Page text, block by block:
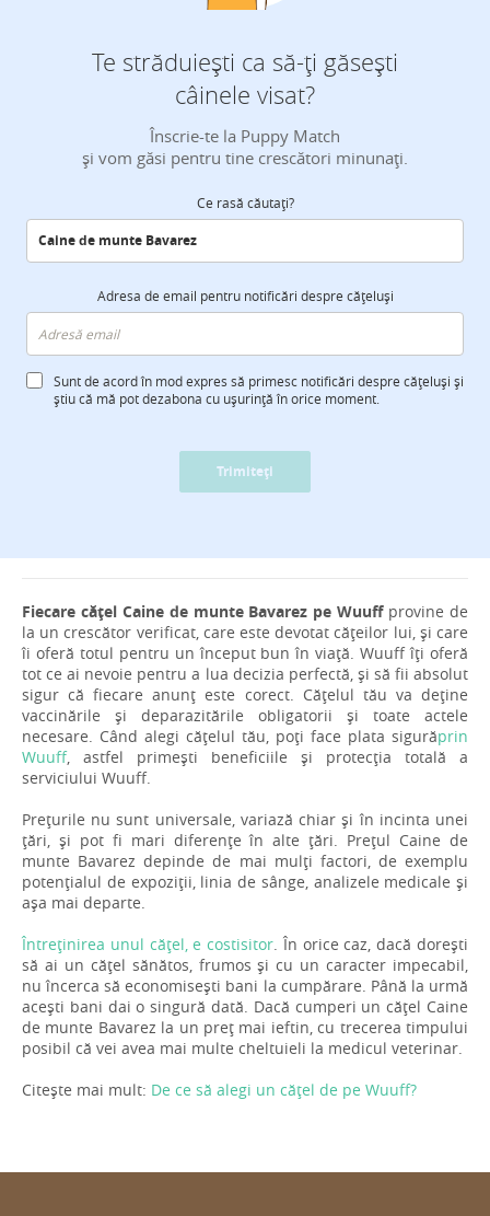
Te străduiești ca să-ți găsești
câinele visat?
Înscrie-te la Puppy Match
și vom găsi pentru tine crescători minunați.
Ce rasă căutați?
Adresa de email pentru notificări despre cățeluși
Sunt de acord în mod expres să primesc notificări despre cățeluși și
știu că mă pot dezabona cu ușurință în orice moment.
Trimiteți
Fiecare cățel Caine de munte Bavarez pe Wuuffprovine de
la un crescător verificat, care este devotat cățeilor lui, și care
îi oferă totul pentru un început bun în viață. Wuuff îți oferă
tot ce ai nevoie pentru a lua decizia perfectă, și să fii absolut
sigur că fiecare anunț este corect. Cățelul tău va deține
vaccinările și deparazitările obligatorii și toate actele
necesare. Când alegi cățelul tău, poți face plata sigurăprin
Wuuff, astfel primești beneficiile și protecția totală a
serviciului Wuuff.
Prețurile nu sunt universale, variază chiar și în incinta unei
țări, și pot fi mari diferențe în alte țări. Prețul Caine de
munte Bavarez depinde de mai mulți factori, de exemplu
potențialul de expoziții, linia de sânge, analizele medicale și
așa mai departe.
Întreținirea unul cățel, e costisitor . În orice caz, dacă dorești
să ai un cățel sănătos, frumos și cu un caracter impecabil,
nu încerca să economisești bani la cumpărare. Până la urmă
acești bani dai o singură dată. Dacă cumperi un cățel Caine
de munte Bavarez la un preț mai ieftin, cu trecerea timpului
posibil că vei avea mai multe cheltuieli la medicul veterinar.
Citește mai mult: De ce să alegi un cățel de pe Wuuff?